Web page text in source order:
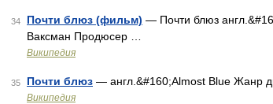
34 Почти блюз (фильм) — Почти блюз
Ваксман Продюсер …
Википедия
35 Почти блюз — англ.&#160;Almost Blue Жанр
Википедия